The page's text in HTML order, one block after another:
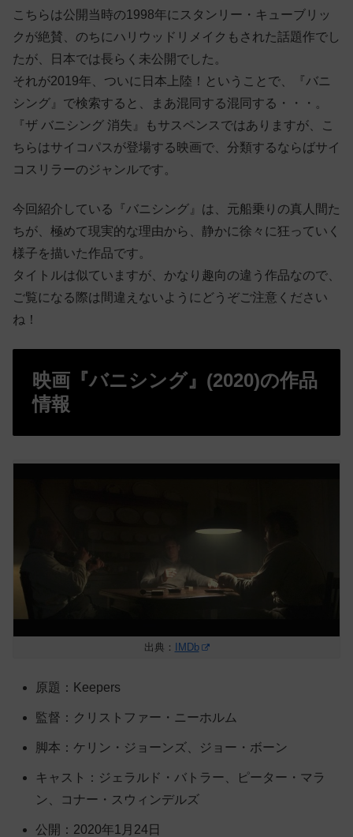
こちらは公開当時の1998年にスタンリー・キューブリッ
クが絶賛、のちにハリウッドリメイクもされた話題作でし
たが、日本では長らく未公開でした。
それが2019年、ついに日本上陸！ということで、『バニ
シング』で検索すると、まあ混同する混同する・・・。
『ザ バニシング 消失』もサスペンスではありますが、こ
ちらはサイコパスが登場する映画で、分類するならばサイ
コスリラーのジャンルです。
今回紹介している『バニシング』は、元船乗りの真人間た
ちが、極めて現実的な理由から、静かに徐々に狂っていく
様子を描いた作品です。
タイトルは似ていますが、かなり趣向の違う作品なので、
ご覧になる際は間違えないようにどうぞご注意ください
ね！
映画『バニシング』(2020)の作品
情報
出典： IMDb
原題：Keepers
監督：クリストファー・ニーホルム
脚本：ケリン・ジョーンズ、ジョー・ボーン
キャスト：ジェラルド・バトラー、ピーター・マラ
ン、コナー・スウィンデルズ
公開：2020年1月24日